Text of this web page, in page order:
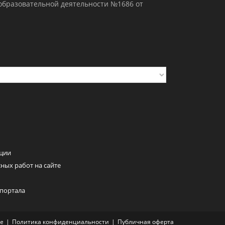
деятельности №1686 от
работ на сайте
Политика конфиденциальности Публичная оферта